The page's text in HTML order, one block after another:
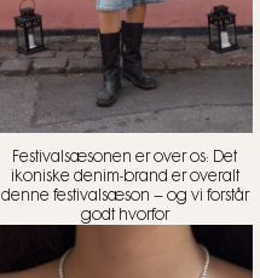
Festivalsæsonen er over os: Det
ikoniske denim-brand er overalt
denne festivalsæson – og vi forstår
godt hvorfor